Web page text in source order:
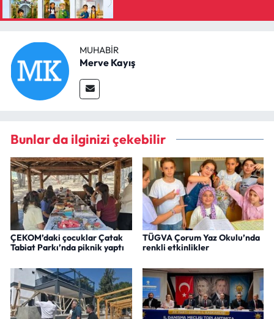
MUHABIR
Merve Kayış
Bunlar da ilginizi çekebilir
ÇEKOM’daki çocuklar Çatak
Tabiat Parkı’nda piknik yaptı
TÜGVA Çorum Yaz Okulu’nda
renkli etkinlikler
Yerel Haberler